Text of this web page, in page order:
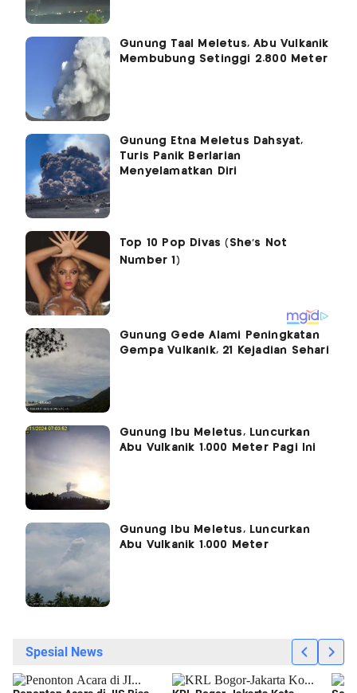
Gunung Taal Meletus, Abu Vulkanik
Membubung Setinggi 2.800 Meter
Gunung Etna Meletus Dahsyat,
Turis Panik Berlarian
Menyelamatkan Diri
Gunung Gede Alami Peningkatan
Gempa Vulkanik, 21 Kejadian Sehari
Gunung Ibu Meletus, Luncurkan
Abu Vulkanik 1.000 Meter Pagi Ini
Gunung Ibu Meletus, Luncurkan
Abu Vulkanik 1.000 Meter